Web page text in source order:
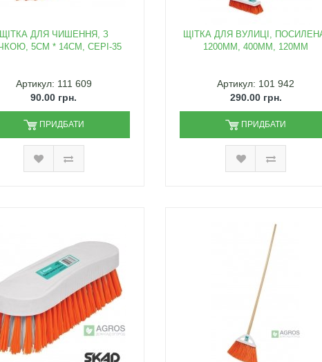
ДЛЯ ЧИШЕННЯ, З
5СМ * 14СМ, CEPI-35
Артикул: 111 609
90.00 грн.
ПРИДБАТИ
ЩІТКА ДЛЯ ВУЛИЦІ,
1200ММ, 400ММ, 120ММ
Артикул: 101 942
290.00 грн.
ПРИДБАТИ